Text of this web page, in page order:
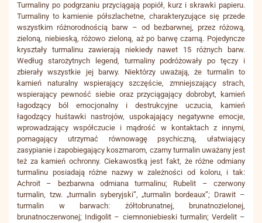
Turmaliny po podgrzaniu przyciągają popiół, kurz i skrawki papieru.
Turmaliny to kamienie półszlachetne, charakteryzujące się przede
wszystkim różnorodnością barw – od bezbarwnej, przez różową,
zieloną, niebieską, różowo zieloną, aż po barwę czarną. Pojedyncze
kryształy turmalinu zawierają niekiedy nawet 15 różnych barw.
Według starożytnych legend, turmaliny podróżowały po tęczy i
zbierały wszystkie jej barwy. Niektórzy uważają, że turmalin to
kamień naturalny wspierający szczęście, zmniejszający strach,
wspierający pewność siebie oraz przyciągający dobrobyt, kamień
łagodzący ból emocjonalny i destrukcyjne uczucia, kamień
łagodzący huśtawki nastrojów, uspokajający negatywne emocje,
wprowadzający współczucie i mądrość w kontaktach z innymi,
pomagający utrzymać równowagę psychiczną, ułatwiający
zasypianie i zapobiegający koszmarom, czarny turmalin uważany jest
też za kamień ochronny. Ciekawostką jest fakt, że różne odmiany
turmalinu posiadają różne nazwy w zależności od koloru, i tak:
Achroit – bezbarwna odmiana turmalinu; Rubelit – czerwony
turmalin, tzw. „turmalin syberyjski”, „turmalin bordeaux”; Drawit –
turmalin w barwach: żółtobrunatnej, brunatnozielonej,
brunatnoczerwonej; Indigolit – ciemnoniebieski turmalin; Verdelit –